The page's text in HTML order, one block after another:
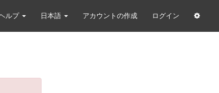
ルプ 日本語 アカウントの作成 ログイン